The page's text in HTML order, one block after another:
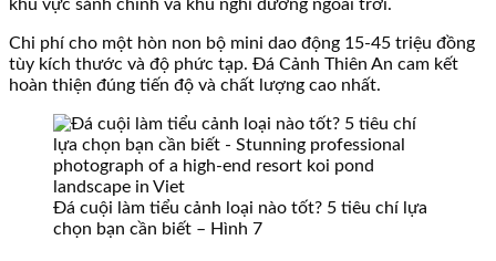
khu vực sảnh chính và khu nghỉ dưỡng ngoài trời.
Chi phí cho một hòn non bộ mini dao động 15-45 triệu đồng
tùy kích thước và độ phức tạp. Đá Cảnh Thiên An cam kết
hoàn thiện đúng tiến độ và chất lượng cao nhất.
Đá cuội làm tiểu cảnh loại nào tốt? 5 tiêu chí lựa
chọn bạn cần biết – Hình 7